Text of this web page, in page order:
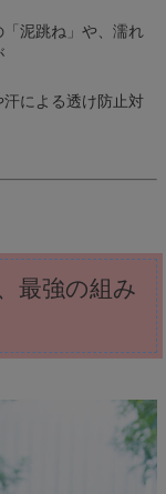
泥跳ね」や、濡れ
による透け防止対
最強の組み